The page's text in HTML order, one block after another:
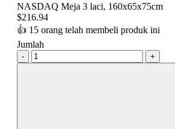
NASDAQ Meja 3 laci, 160x65x75cm
$216.94
👍 15 orang telah membeli produk ini
Jumlah
- +